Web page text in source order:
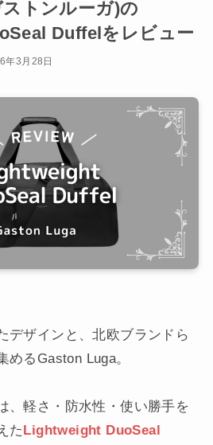
トンルーガ)の
Duffelをレビュー
年3月28日
デザインと、北欧ブランドら
めるGaston Luga。
、軽さ・防水性・使い勝手を
たLightweight DuoSeal